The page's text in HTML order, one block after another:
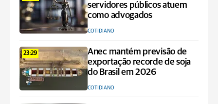
servidores públicos atuem
como advogados
COTIDIANO
23:29
Anec mantém previsão de
exportação recorde de soja
do Brasil em 2026
COTIDIANO